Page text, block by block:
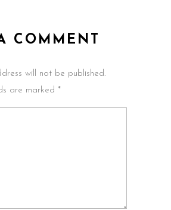
COMMENT
will not be published.
are marked *